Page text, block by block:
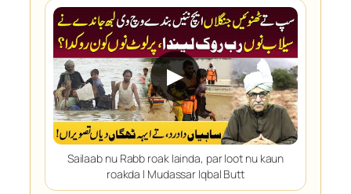
▶
Sailaab nu Rabb roak lainda, par loot nu kaun
roakda l Mudassar Iqbal Butt